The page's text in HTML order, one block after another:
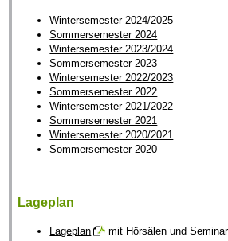
Wintersemester 2024/2025
Sommersemester 2024
Wintersemester 2023/2024
Sommersemester 2023
Wintersemester 2022/2023
Sommersemester 2022
Wintersemester 2021/2022
Sommersemester 2021
Wintersemester 2020/2021
Sommersemester 2020
Lageplan
Lageplan mit Hörsälen und